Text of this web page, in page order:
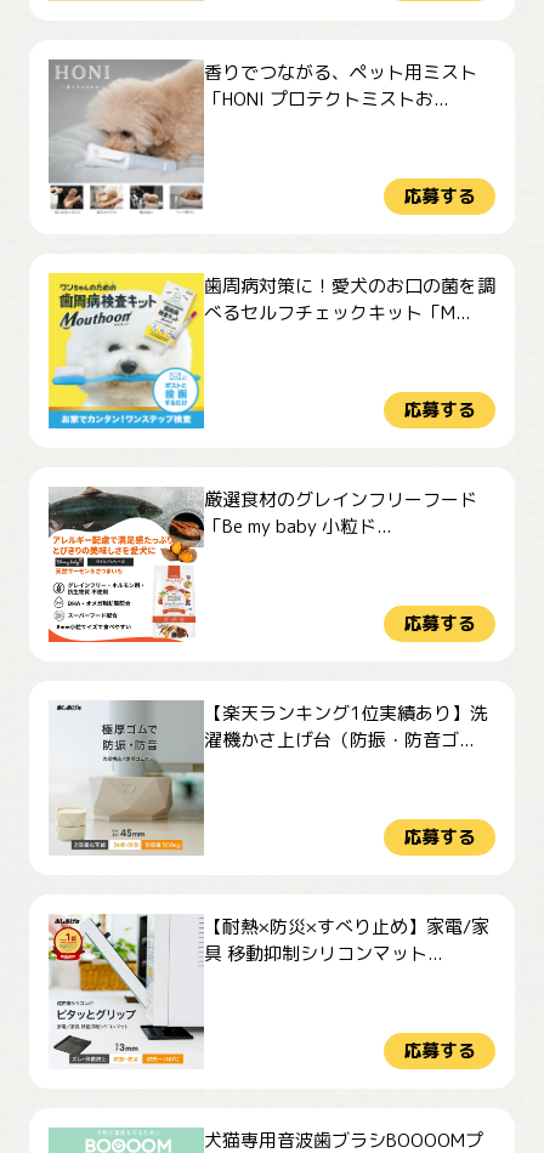
香りでつながる、ペット用ミスト
「HONI プロテクトミストお...
応募する
歯周病対策に！愛犬のお口の菌を調
べるセルフチェックキット「M...
応募する
厳選食材のグレインフリーフード
「Be my baby 小粒ド...
応募する
【楽天ランキング1位実績あり】洗
濯機かさ上げ台（防振・防音ゴ...
応募する
【耐熱×防災×すべり止め】家電/家
具 移動抑制シリコンマット...
応募する
犬猫専用音波歯ブラシBOOOOMプ